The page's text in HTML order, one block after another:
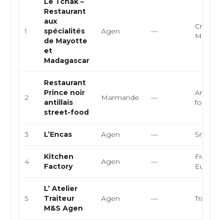
1
Restaurant
aux
spécialités
de Mayotte
et
Madagascar
Agen —
2
Restaurant
Prince noir
antillais
street-food
Marmande —
food
3 L’Encas Agen — Snack,
4
Kitchen
Factory
Agen —
5
L’ Atelier
Traiteur
M&S Agen
Agen — Traiteur